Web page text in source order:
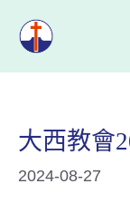
大西教會
2024-08-27